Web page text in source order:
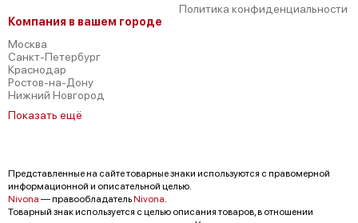
Компания в вашем городе
Москва
Санкт-Петербург
Краснодар
Ростов-на-Дону
Нижний Новгород
Показать ещё
Политика конфиденциальности
Представленные на сайте товарные знаки используются с правомерной
информационной и описательной целью.
Nivona — правообладательNivona.
Товарный знак используется с целью описания товаров, в отношении